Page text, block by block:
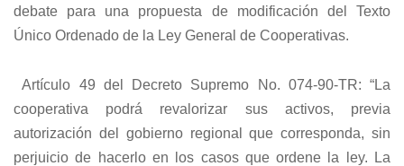
debate para una propuesta de modificación del Texto
Único Ordenado de la Ley General de Cooperativas.
Artículo 49 del Decreto Supremo No. 074-90-TR: “La
cooperativa podrá revalorizar sus activos, previa
autorización del gobierno regional que corresponda, sin
perjuicio de hacerlo en los casos que ordene la ley. La